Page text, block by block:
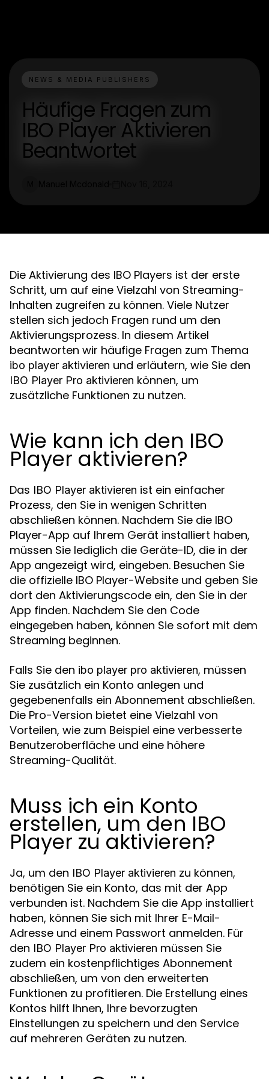
NEWS & MEDIA PUBLISHERS
Häufige Fragen zum
IBO Player Aktivieren
Beantwortet
Die Aktivierung des IBO Players ist der erste
Schritt, um auf eine Vielzahl von Streaming-
Inhalten zugreifen zu können. Viele Nutzer
stellen sich jedoch Fragen rund um den
Aktivierungsprozess. In diesem Artikel
beantworten wir häufige Fragen zum Thema
ibo player aktivieren und erläutern, wie Sie den
IBO Player Pro aktivieren können, um
zusätzliche Funktionen zu nutzen.
Wie kann ich den IBO
Player aktivieren?
Das IBO Player aktivieren ist ein einfacher
Prozess, den Sie in wenigen Schritten
abschließen können. Nachdem Sie die IBO
Player-App auf Ihrem Gerät installiert haben,
müssen Sie lediglich die Geräte-ID, die in der
App angezeigt wird, eingeben. Besuchen Sie
die offizielle IBO Player-Website und geben Sie
dort den Aktivierungscode ein, den Sie in der
App finden. Nachdem Sie den Code
eingegeben haben, können Sie sofort mit dem
Streaming beginnen.
Falls Sie den ibo player pro aktivieren, müssen
Sie zusätzlich ein Konto anlegen und
gegebenenfalls ein Abonnement abschließen.
Die Pro-Version bietet eine Vielzahl von
Vorteilen, wie zum Beispiel eine verbesserte
Benutzeroberfläche und eine höhere
Streaming-Qualität.
Muss ich ein Konto
erstellen, um den IBO
Player zu aktivieren?
Ja, um den IBO Player aktivieren zu können,
benötigen Sie ein Konto, das mit der App
verbunden ist. Nachdem Sie die App installiert
haben, können Sie sich mit Ihrer E-Mail-
Adresse und einem Passwort anmelden. Für
den IBO Player Pro aktivieren müssen Sie
zudem ein kostenpflichtiges Abonnement
abschließen, um von den erweiterten
Funktionen zu profitieren. Die Erstellung eines
Kontos hilft Ihnen, Ihre bevorzugten
Einstellungen zu speichern und den Service
auf mehreren Geräten zu nutzen.